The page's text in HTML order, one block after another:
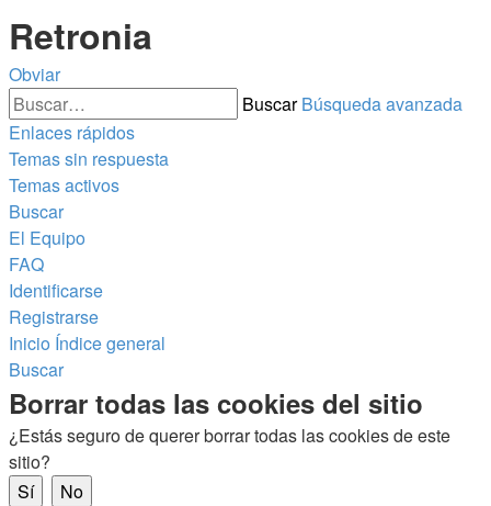
Retronia
Obviar
Buscar Búsqueda avanzada
Enlaces rápidos
Temas sin respuesta
Temas activos
Buscar
El Equipo
FAQ
Identificarse
Registrarse
Inicio Índice general
Buscar
Borrar todas las cookies del sitio
¿Estás seguro de querer borrar todas las cookies de este
sitio?